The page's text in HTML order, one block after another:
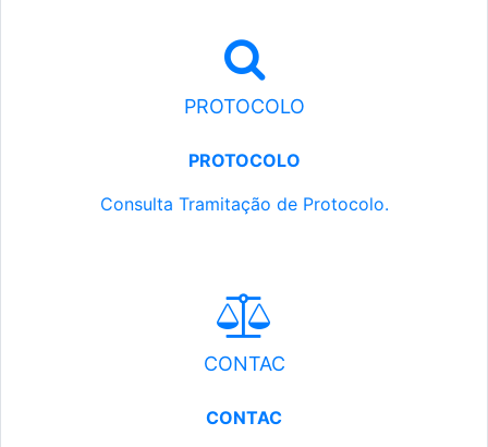
PROTOCOLO
PROTOCOLO
Consulta Tramitação de Protocolo.
CONTAC
CONTAC